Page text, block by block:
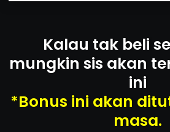
Kalau tak beli
mungkin sis akan
ini
*Bonus ini akan
masa.